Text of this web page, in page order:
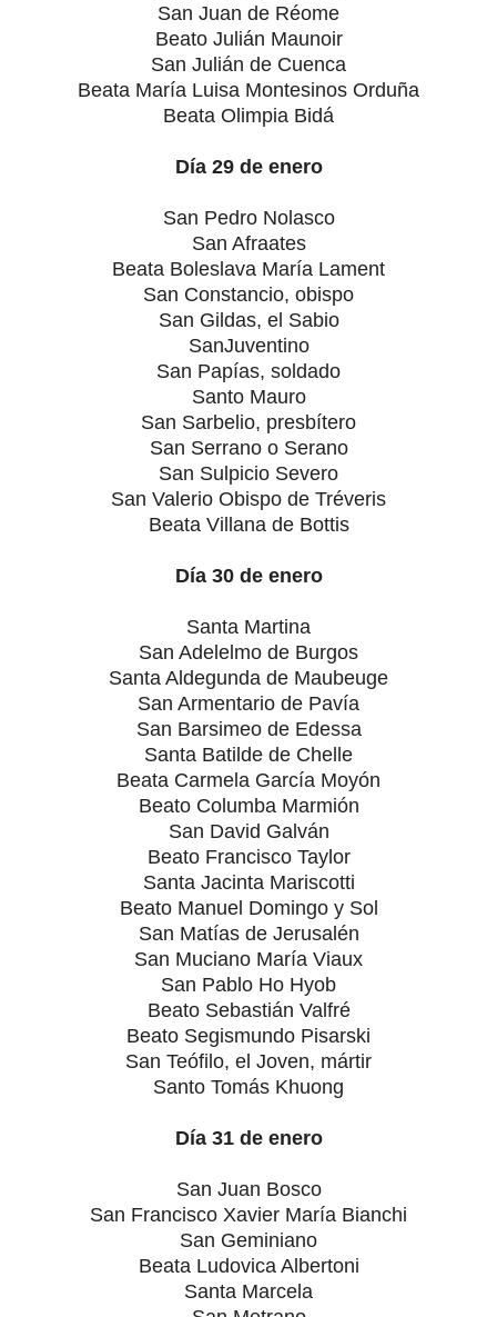
San Juan de Réome
Beato Julián Maunoir
San Julián de Cuenca
Beata María Luisa Montesinos Orduña
Beata Olimpia Bidá
Día 29 de enero
San Pedro Nolasco
San Afraates
Beata Boleslava María Lament
San Constancio, obispo
San Gildas, el Sabio
SanJuventino
San Papías, soldado
Santo Mauro
San Sarbelio, presbítero
San Serrano o Serano
San Sulpicio Severo
San Valerio Obispo de Tréveris
Beata Villana de Bottis
Día 30 de enero
Santa Martina
San Adelelmo de Burgos
Santa Aldegunda de Maubeuge
San Armentario de Pavía
San Barsimeo de Edessa
Santa Batilde de Chelle
Beata Carmela García Moyón
Beato Columba Marmión
San David Galván
Beato Francisco Taylor
Santa Jacinta Mariscotti
Beato Manuel Domingo y Sol
San Matías de Jerusalén
San Muciano María Viaux
San Pablo Ho Hyob
Beato Sebastián Valfré
Beato Segismundo Pisarski
San Teófilo, el Joven, mártir
Santo Tomás Khuong
Día 31 de enero
San Juan Bosco
San Francisco Xavier María Bianchi
San Geminiano
Beata Ludovica Albertoni
Santa Marcela